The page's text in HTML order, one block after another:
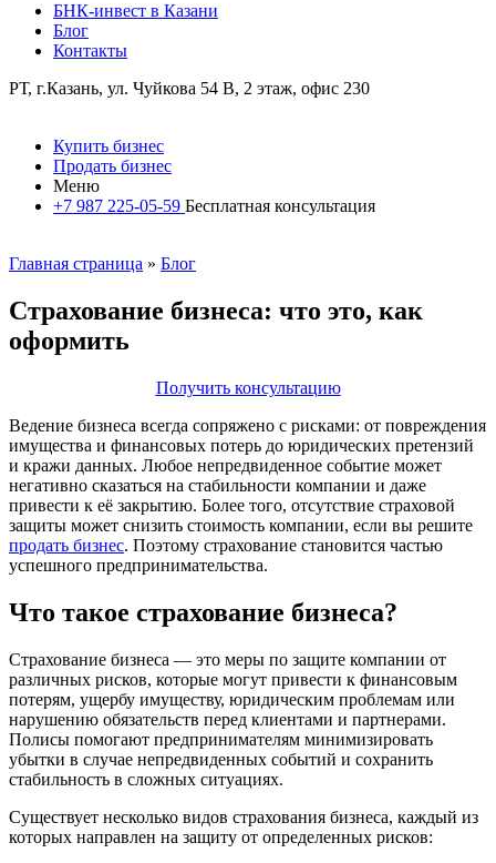
БНК-инвест в Казани
Блог
Контакты
РТ, г.Казань, ул. Чуйкова 54 В, 2 этаж, офис 230
Купить бизнес
Продать бизнес
Меню
+7 987 225-05-59 Бесплатная консультация
Главная страница » Блог
Страхование бизнеса: что это, как
оформить
Получить консультацию
Ведение бизнеса всегда сопряжено с рисками: от повреждения
имущества и финансовых потерь до юридических претензий
и кражи данных. Любое непредвиденное событие может
негативно сказаться на стабильности компании и даже
привести к её закрытию. Более того, отсутствие страховой
защиты может снизить стоимость компании, если вы решите
продать бизнес. Поэтому страхование становится частью
успешного предпринимательства.
Что такое страхование бизнеса?
Страхование бизнеса — это меры по защите компании от
различных рисков, которые могут привести к финансовым
потерям, ущербу имуществу, юридическим проблемам или
нарушению обязательств перед клиентами и партнерами.
Полисы помогают предпринимателям минимизировать
убытки в случае непредвиденных событий и сохранить
стабильность в сложных ситуациях.
Существует несколько видов страхования бизнеса, каждый из
которых направлен на защиту от определенных рисков: